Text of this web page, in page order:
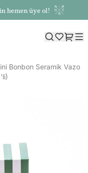
hemen üye ol!
Bonbon Seramik Vazo